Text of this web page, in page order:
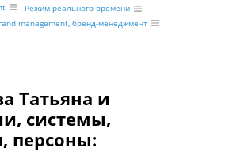
Режим реального времени
management, бренд-менеджмент
Татьяна и
системы,
персоны: